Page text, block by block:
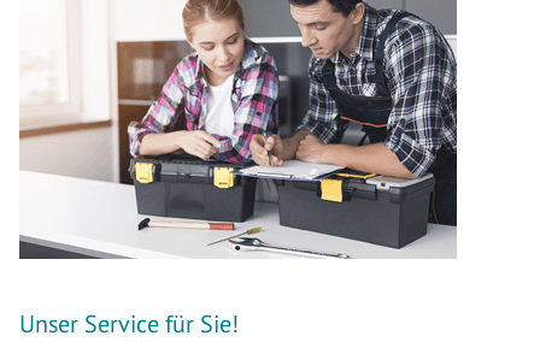
Unser Service für Sie!